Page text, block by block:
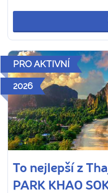
PRO AKTIVNÍ
2026
To nejlepší z
PARK KHAO